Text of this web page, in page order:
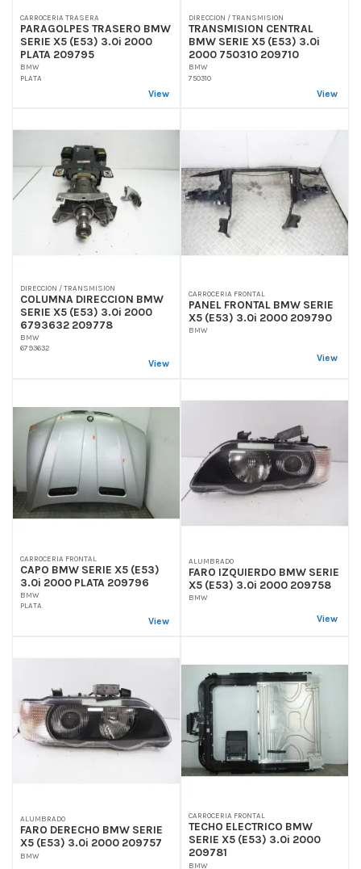
CARROCERIA TRASERA
PARAGOLPES TRASERO BMW
SERIE X5 (E53) 3.0i 2000
PLATA 209795
BMW
PLATA
View
DIRECCION / TRANSMISION
TRANSMISION CENTRAL
BMW SERIE X5 (E53) 3.0i
2000 750310 209710
BMW
750310
View
DIRECCION / TRANSMISION
COLUMNA DIRECCION BMW
SERIE X5 (E53) 3.0i 2000
6793632 209778
BMW
6793632
View
CARROCERIA FRONTAL
PANEL FRONTAL BMW SERIE
X5 (E53) 3.0i 2000 209790
BMW
View
CARROCERIA FRONTAL
CAPO BMW SERIE X5 (E53)
3.0i 2000 PLATA 209796
BMW
PLATA
View
ALUMBRADO
FARO IZQUIERDO BMW SERIE
X5 (E53) 3.0i 2000 209758
BMW
View
ALUMBRADO
FARO DERECHO BMW SERIE
X5 (E53) 3.0i 2000 209757
BMW
CARROCERIA FRONTAL
TECHO ELECTRICO BMW
SERIE X5 (E53) 3.0i 2000
209781
BMW